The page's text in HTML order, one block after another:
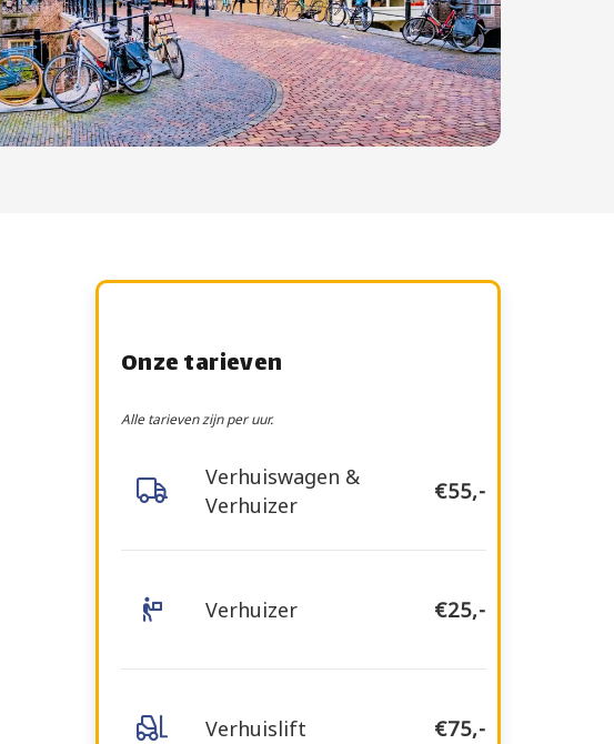
Onze tarieven
Alle tarieven zijn per uur.
Verhuiswagen &
Verhuizer
€55,-
Verhuizer €25,-
Verhuislift €75,-